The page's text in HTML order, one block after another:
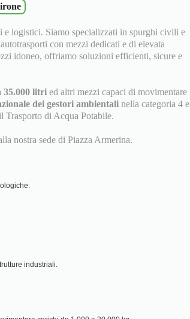
e logistici. Siamo specializzati in spurghi civili e
con mezzi dedicati e di elevata
idoneo, offriamo soluzioni efficienti, sicure e
35.000 litri ed altri mezzi capaci di movimentare
dei gestori ambientali nella categoria 4 e
di Acqua Potabile.
nostra sede di Piazza Armerina.
industriali.